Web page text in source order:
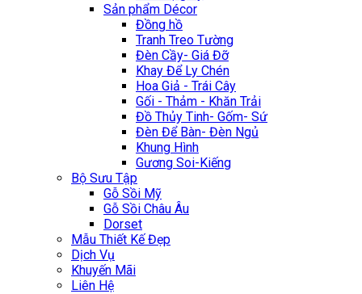
Sản phẩm Décor
Đồng hồ
Tranh Treo Tường
Đèn Cầy- Giá Đỡ
Khay Để Ly Chén
Hoa Giả - Trái Cây
Gối - Thảm - Khăn Trải
Đồ Thủy Tinh- Gốm- Sứ
Đèn Để Bàn- Đèn Ngủ
Khung Hình
Gương Soi-Kiếng
Bộ Sưu Tập
Gỗ Sồi Mỹ
Gỗ Sồi Châu Âu
Dorset
Mẫu Thiết Kế Đẹp
Dịch Vụ
Khuyến Mãi
Liên Hệ